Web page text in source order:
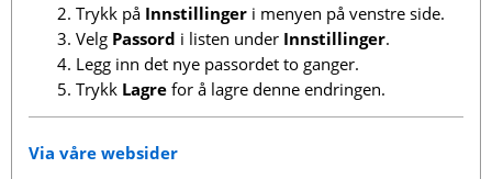
Trykk på Innstillinger i menyen på venstre side.
Velg Passord i listen under Innstillinger.
Legg inn det nye passordet to ganger.
Trykk Lagre for å lagre denne endringen.
Via våre websider